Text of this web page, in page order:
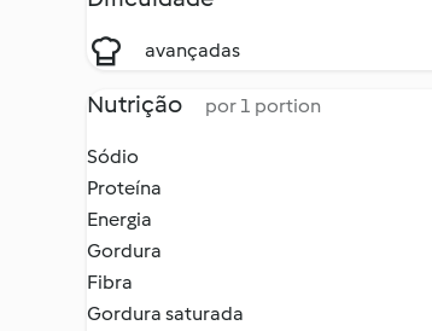
avançadas
Nutrição por 1 portion
Sódio
Proteína
Energia
Gordura
Fibra
Gordura saturada